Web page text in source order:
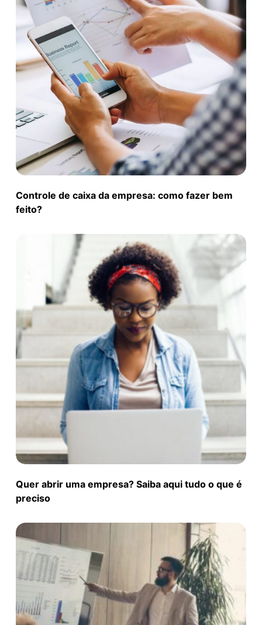
Controle de caixa da empresa: como fazer bem
feito?
Quer abrir uma empresa? Saiba aqui tudo o que é
preciso